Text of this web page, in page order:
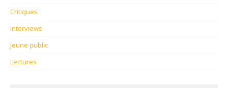
Critiques
Interviews
Jeune public
Lectures